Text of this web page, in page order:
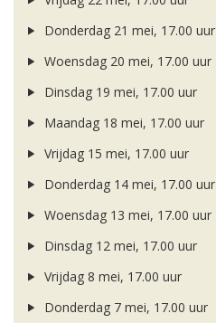
Donderdag 21 mei, 17.00 uur
Woensdag 20 mei, 17.00 uur
Dinsdag 19 mei, 17.00 uur
Maandag 18 mei, 17.00 uur
Vrijdag 15 mei, 17.00 uur
Donderdag 14 mei, 17.00 uur
Woensdag 13 mei, 17.00 uur
Dinsdag 12 mei, 17.00 uur
Vrijdag 8 mei, 17.00 uur
Donderdag 7 mei, 17.00 uur